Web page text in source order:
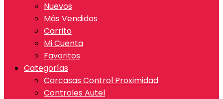
Nuevos
Más Vendidos
Carrito
Mi Cuenta
Favoritos
Categorías
Carcasas Control Proximidad
Controles Autel